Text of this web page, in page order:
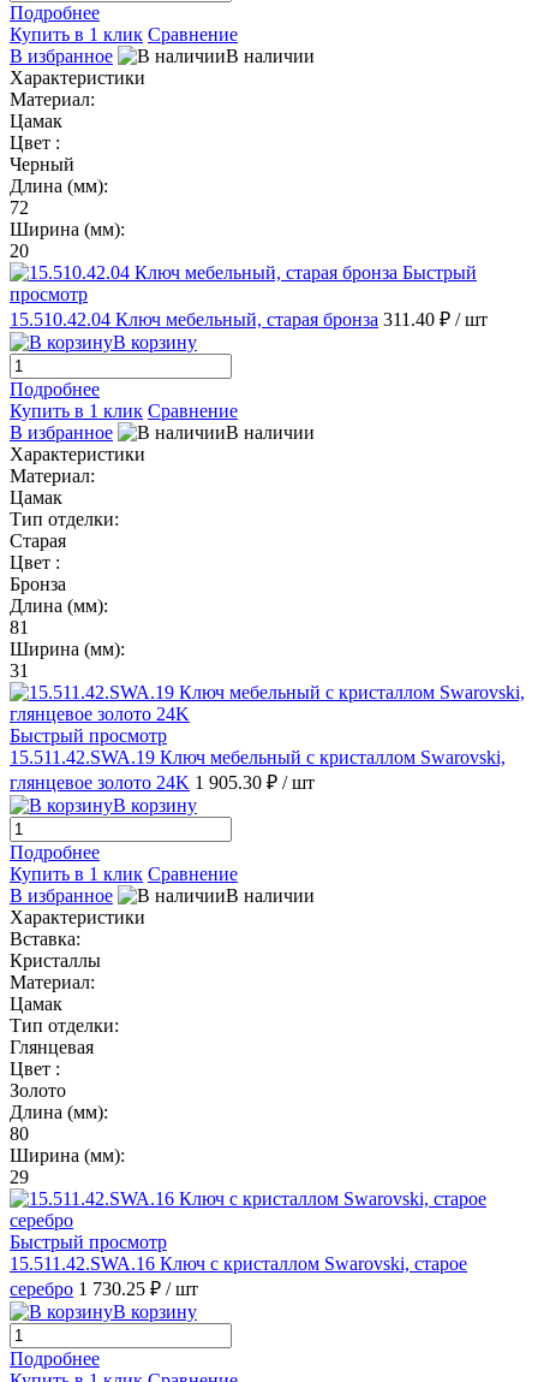
Подробнее
Купить в 1 клик Сравнение
В избранное
В наличии
Характеристики
Материал:
Цамак
Цвет :
Черный
Длина (мм):
72
Ширина (мм):
20
Быстрый
просмотр
15.510.42.04 Ключ мебельный, старая бронза 311.40 ₽ / шт
В корзину
Подробнее
Купить в 1 клик Сравнение
В избранное
В наличии
Характеристики
Материал:
Цамак
Тип отделки:
Старая
Цвет :
Бронза
Длина (мм):
81
Ширина (мм):
31
Быстрый просмотр
15.511.42.SWA.19 Ключ мебельный с кристаллом Swarovski,
глянцевое золото 24K 1 905.30 ₽ / шт
В корзину
Подробнее
Купить в 1 клик Сравнение
В избранное
В наличии
Характеристики
Вставка:
Кристаллы
Материал:
Цамак
Тип отделки:
Глянцевая
Цвет :
Золото
Длина (мм):
80
Ширина (мм):
29
Быстрый просмотр
15.511.42.SWA.16 Ключ с кристаллом Swarovski, старое
серебро 1 730.25 ₽ / шт
В корзину
Подробнее